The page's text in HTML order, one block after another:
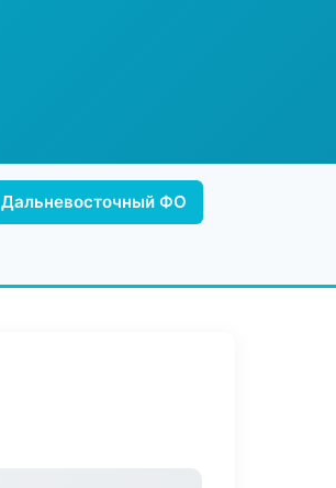
Дальневосточный ФО